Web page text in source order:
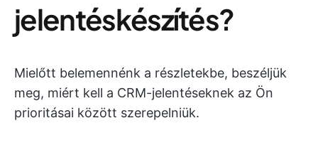
jelentéskészítés?
Mielőtt belemennénk a részletekbe, beszéljük
meg, miért kell a CRM-jelentéseknek az Ön
prioritásai között szerepelniük.